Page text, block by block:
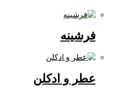
عطر و ادکلن